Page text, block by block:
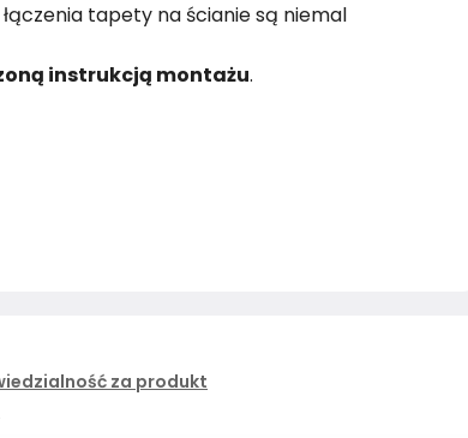
tapety na ścianie są niemal
instrukcją montażu.
za produkt